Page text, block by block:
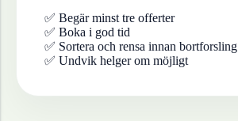
✅ Begär minst tre offerter
✅ Boka i god tid
✅ Sortera och rensa innan bortforsling
✅ Undvik helger om möjligt